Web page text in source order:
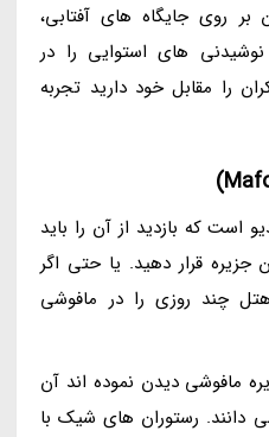
روی جایگاه های آفتابی،
های استوایی را در
را مقابل خود دارید تجربه
است که بازدید از آن را باید
جزیره قرار دهید. یا حتی اگر
چند روزی را در مافوشی
مافوشی دیدن نموده اند آن
دانند. رستوران های شیک با